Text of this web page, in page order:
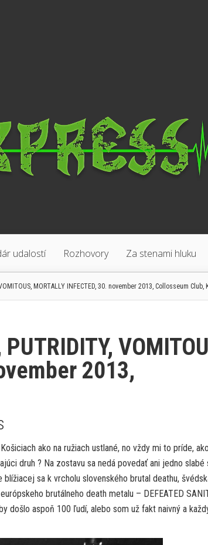
udalostí Rozhovory Za stenami hluku
MORTALLY INFECTED, 30. november 2013, Collosseum Club,
2013,
ako na ružiach ustlané, no vždy mi to príde,
druh ? Na zostavu sa nedá povedať ani jedno slabé
blížiacej sa k vrcholu slovenského brutal deathu,
brutálneho death metalu – DEFEATED
došlo aspoň 100 ľudí, alebo som už fakt naivný a